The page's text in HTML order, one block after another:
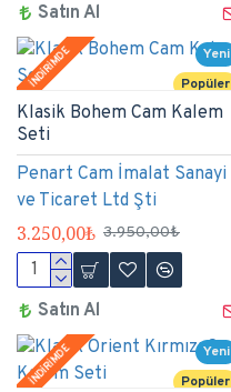
Satın Al
Yeni
Popüler
İNDİRİMDE
Penart Cam İmalat Sanayi
ve Ticaret Ltd Şti
Klasik Bohem Cam Kalem
Seti
3.250,00₺ 3.950,00₺
Satın Al
Yeni
Popüler
İNDİRİMDE